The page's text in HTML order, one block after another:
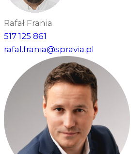
Rafał Frania
517 125 861
rafal.frania@spravia.pl